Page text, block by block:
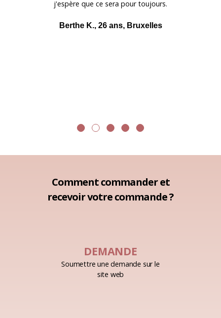
j'espère que ce sera pour toujours.
Berthe K., 26 ans, Bruxelles
Comment commander et
recevoir votre commande ?
DEMANDE
Soumettre une demande sur le
site web